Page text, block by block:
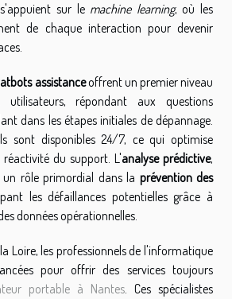
sur le machine learning, où les
de chaque interaction pour devenir
assistanceoffrent un premier niveau
répondant aux questions
dans les étapes initiales de dépannage.
sont disponibles 24/7, ce qui optimise
du support. L'analyse prédictive,
rôle primordial dans la prévention des
les défaillances potentielles grâce à
données opérationnelles.
Loire, les professionnels de l'informatique
pour offrir des services toujours
portable à Nantes. Ces spécialistes